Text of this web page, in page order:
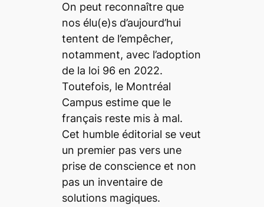
On peut reconnaître que
nos élu(e)s d’aujourd’hui
tentent de l’empêcher,
notamment, avec l’adoption
de la loi 96 en 2022.
Toutefois, le Montréal
Campusestime que le
français reste mis à mal.
Cet humble éditorial se veut
un premier pas vers une
prise de conscience et non
pas un inventaire de
solutions magiques.